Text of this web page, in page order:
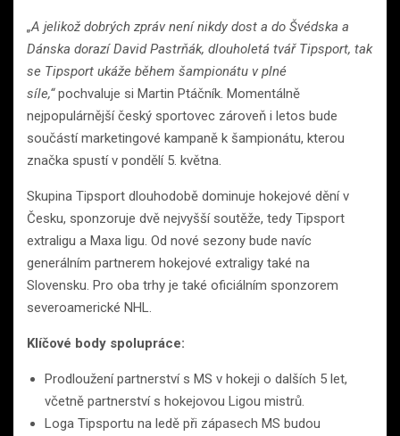
„A jelikož dobrých zpráv není nikdy dost a do Švédska a
Dánska dorazí David Pastrňák, dlouholetá tvář Tipsport, tak
se Tipsport ukáže během šampionátu v plné
síle,“pochvaluje si Martin Ptáčník. Momentálně
nejpopulárnější český sportovec zároveň i letos bude
součástí marketingové kampaně k šampionátu, kterou
značka spustí v pondělí 5. května.
Skupina Tipsport dlouhodobě dominuje hokejové dění v
Česku, sponzoruje dvě nejvyšší soutěže, tedy Tipsport
extraligu a Maxa ligu. Od nové sezony bude navíc
generálním partnerem hokejové extraligy také na
Slovensku. Pro oba trhy je také oficiálním sponzorem
severoamerické NHL.
Klíčové body spolupráce:
Prodloužení partnerství s MS v hokeji o dalších 5 let,
včetně partnerství s hokejovou Ligou mistrů.
Loga Tipsportu na ledě při zápasech MS budou